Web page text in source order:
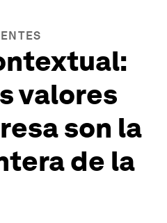
valores
son la
de la